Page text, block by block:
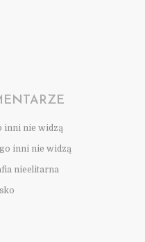
inni nie widzą
inni nie widzą
nieelitarna